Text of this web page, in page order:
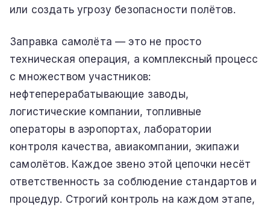
или создать угрозу безопасности полётов.
Заправка самолёта — это не просто
техническая операция, а комплексный процесс
с множеством участников:
нефтеперерабатывающие заводы,
логистические компании, топливные
операторы в аэропортах, лаборатории
контроля качества, авиакомпании, экипажи
самолётов. Каждое звено этой цепочки несёт
ответственность за соблюдение стандартов и
процедур. Строгий контроль на каждом этапе,